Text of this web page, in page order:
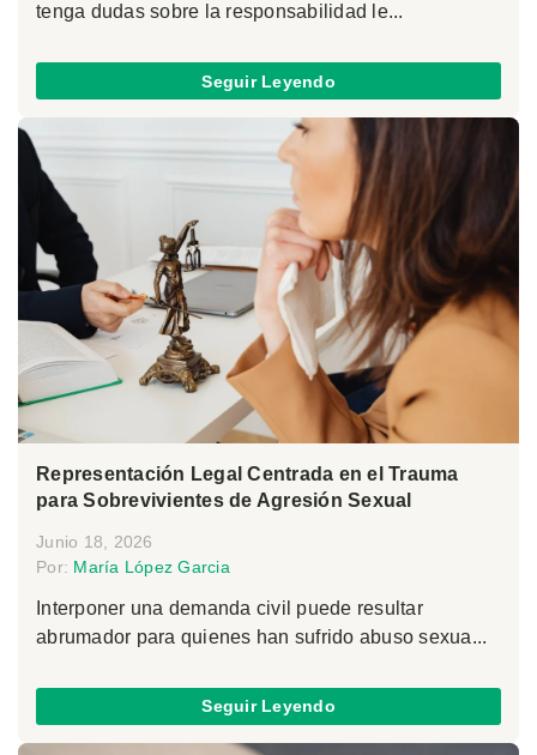
tenga dudas sobre la responsabilidad le...
Seguir Leyendo
Representación Legal Centrada en el Trauma
para Sobrevivientes de Agresión Sexual
Junio 18, 2026
Por: María López Garcia
Interponer una demanda civil puede resultar
abrumador para quienes han sufrido abuso sexua...
Seguir Leyendo